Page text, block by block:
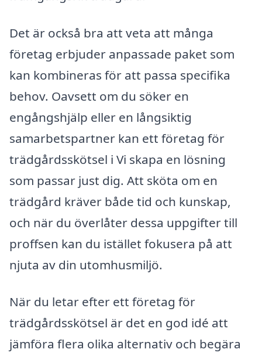
Det är också bra att veta att många
företag erbjuder anpassade paket som
kan kombineras för att passa specifika
behov. Oavsett om du söker en
engångshjälp eller en långsiktig
samarbetspartner kan ett företag för
trädgårdsskötsel i Vi skapa en lösning
som passar just dig. Att sköta om en
trädgård kräver både tid och kunskap,
och när du överlåter dessa uppgifter till
proffsen kan du istället fokusera på att
njuta av din utomhusmiljö.
När du letar efter ett företag för
trädgårdsskötsel är det en god idé att
jämföra flera olika alternativ och begära